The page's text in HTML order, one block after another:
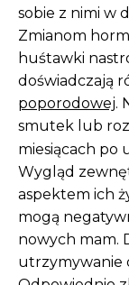
sobie z nimi w
Zmianom
huśtawki
doświadczają
poporodowej.
smutek lub
miesiącach po
Wygląd
aspektem ich
mogą
nowych mam.
utrzymywanie